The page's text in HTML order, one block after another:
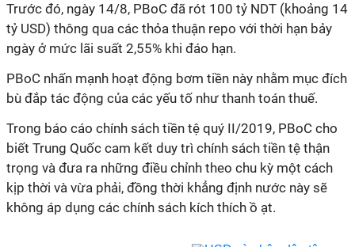
Trước đó, ngày 14/8, PBoC đã rót 100 tỷ NDT (khoảng 14
tỷ USD) thông qua các thỏa thuận repo với thời hạn bảy
ngày ở mức lãi suất 2,55% khi đáo hạn.
PBoC nhấn mạnh hoạt động bơm tiền này nhằm mục đích
bù đắp tác động của các yếu tố như thanh toán thuế.
Trong báo cáo chính sách tiền tệ quý II/2019, PBoC cho
biết Trung Quốc cam kết duy trì chính sách tiền tệ thận
trọng và đưa ra những điều chỉnh theo chu kỳ một cách
kịp thời và vừa phải, đồng thời khẳng định nước này sẽ
không áp dụng các chính sách kích thích ồ ạt.